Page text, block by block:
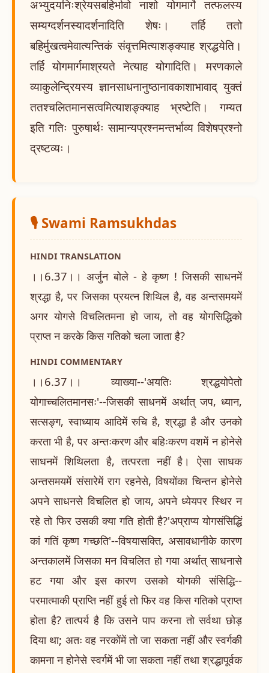
अभ्युदयनिःश्रेयसबहिर्भावो नाशो योगमार्गे तत्फलस्य
सम्यग्दर्शनस्यादर्शनादिति शेषः। तर्हि ततो
बहिर्मुखत्वमेवात्यन्तिकं संवृत्तमित्याशङ्क्याह श्रद्धयेति।
तर्हि योगमार्गमाश्रयते नेत्याह योगादिति। मरणकाले
व्याकुलेन्द्रियस्य ज्ञानसाधनानुष्ठानावकाशाभावाद् युक्तं
ततश्चलितमानसत्वमित्याशङ्क्याह भ्रष्टेति। गम्यत
इति गतिः पुरुषार्थः सामान्यप्रश्नमन्तर्भाव्य विशेषप्रश्नो
द्रष्टव्यः।
🎙️ Swami Ramsukhdas
HINDI TRANSLATION
।।6.37।। अर्जुन बोले - हे कृष्ण ! जिसकी साधनमें
श्रद्धा है, पर जिसका प्रयत्न शिथिल है, वह अन्तसमयमें
अगर योगसे विचलितमना हो जाय, तो वह योगसिद्धिको
प्राप्त न करके किस गतिको चला जाता है?
HINDI COMMENTARY
।।6.37।। व्याख्या--'अयतिः श्रद्धयोपेतो
योगाच्चलितमानसः'--जिसकी साधनमें अर्थात् जप, ध्यान,
सत्सङ्ग, स्वाध्याय आदिमें रुचि है, श्रद्धा है और उनको
करता भी है, पर अन्तःकरण और बहिःकरण वशमें न होनेसे
साधनमें शिथिलता है, तत्परता नहीं है। ऐसा साधक
अन्तसमयमें संसारेमें राग रहनेसे, विषयोंका चिन्तन होनेसे
अपने साधनसे विचलित हो जाय, अपने ध्येयपर स्थिर न
रहे तो फिर उसकी क्या गति होती है?'अप्राप्य योगसंसिद्धिं
कां गतिं कृष्ण गच्छति'--विषयासक्ति, असावधानीके कारण
अन्तकालमें जिसका मन विचलित हो गया अर्थात् साधनासे
हट गया और इस कारण उसको योगकी संसिद्धि--
परमात्माकी प्राप्ति नहीं हुई तो फिर वह किस गतिको प्राप्त
होता है? तात्पर्य है कि उसने पाप करना तो सर्वथा छोड़
दिया था; अतः वह नरकोंमें तो जा सकता नहीं और स्वर्गकी
कामना न होनेसे स्वर्गमें भी जा सकता नहीं तथा श्रद्धापूर्वक